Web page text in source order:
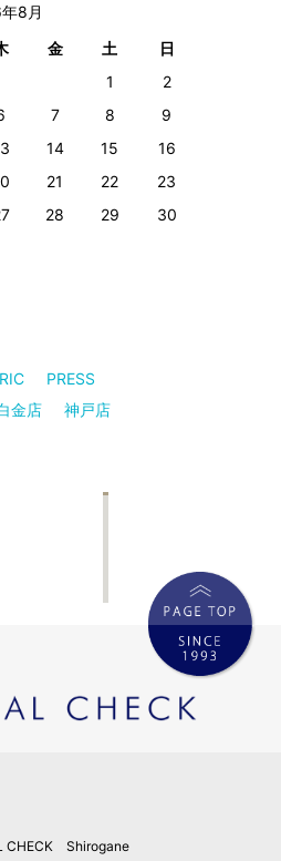
8月
金 土 日
1
2
7 8
9
14 15
16
21 22
23
28 29
30
PRESS
金店 神戸店
CHECK Shirogane